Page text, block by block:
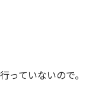
っていないので。